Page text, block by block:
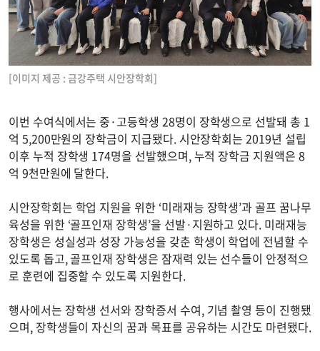
[이미지 제공 : 금강주택 시안장학회]
이번 수여식에서는 중·고등학생 28명이 장학생으로 선발돼 총 1
억 5,200만원의 장학금이 지급됐다. 시안장학회는 2019년 설립
이후 누적 장학생 174명을 선발했으며, 누적 장학금 지원액은 8
억 9천만원에 달한다.
시안장학회는 학업 지원을 위한 ‘미래재능 장학생’과 골프 꿈나무
육성을 위한 ‘골프인재 장학생’을 선발·지원하고 있다. 미래재능
장학생은 성실성과 성장 가능성을 갖춘 학생이 학업에 전념할 수
있도록 돕고, 골프인재 장학생은 잠재력 있는 선수들이 안정적으
로 훈련에 집중할 수 있도록 지원한다.
행사에서는 장학생 선서와 장학증서 수여, 기념 촬영 등이 진행됐
으며, 장학생들이 자신의 꿈과 목표를 공유하는 시간도 마련됐다.